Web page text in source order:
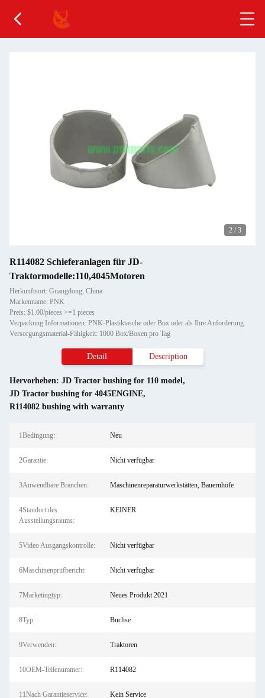
2 / 3
R114082 Schieferanlagen für JD-
Traktormodelle:110,4045Motoren
Herkunftsort: Guangdong, China
Markenname: PNK
Preis: $1.00/pieces >=1 pieces
Verpackung Informationen: PNK-Plastiktasche oder Box oder als Ihre Anforderung.
Versorgungsmaterial-Fähigkeit: 1000 Box/Boxen pro Tag
Detail Description
Hervorheben: JD Tractor bushing for 110 model,
JD Tractor bushing for 4045ENGINE,
R114082 bushing with warranty
1Bedingung: Neu
2Garantie: Nicht verfügbar
3Anwendbare Branchen: Maschinenreparaturwerkstätten, Bauernhöfe
4Standort des
Ausstellungsraums:
KEINER
5Video Ausgangskontrolle: Nicht verfügbar
6Maschinenprüfbericht: Nicht verfügbar
7Marketingtyp: Neues Produkt 2021
8Typ: Buchse
9Verwenden: Traktoren
10OEM-Teilenummer: R114082
11Nach Garantieservice: Kein Service